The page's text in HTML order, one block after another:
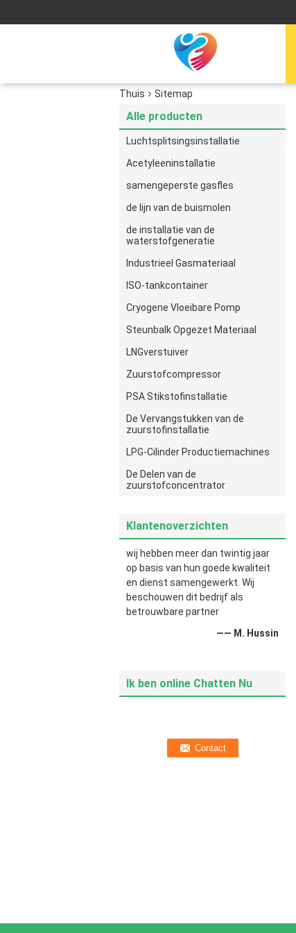
Thuis Sitemap
Alle producten
Luchtsplitsingsinstallatie
Acetyleeninstallatie
samengeperste gasfles
de lijn van de buismolen
de installatie van de
waterstofgeneratie
Industrieel Gasmateriaal
ISO-tankcontainer
Cryogene Vloeibare Pomp
Steunbalk Opgezet Materiaal
LNGverstuiver
Zuurstofcompressor
PSA Stikstofinstallatie
De Vervangstukken van de
zuurstofinstallatie
LPG-Cilinder Productiemachines
De Delen van de
zuurstofconcentrator
Klantenoverzichten
wij hebben meer dan twintig jaar
op basis van hun goede kwaliteit
en dienst samengewerkt. Wij
beschouwen dit bedrijf als
betrouwbare partner
—— M. Hussin
Ik ben online Chatten Nu